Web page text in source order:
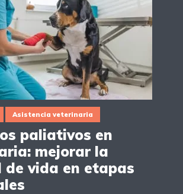
Asistencia veterinaria
paliativos en
mejorar la
de vida en etapas